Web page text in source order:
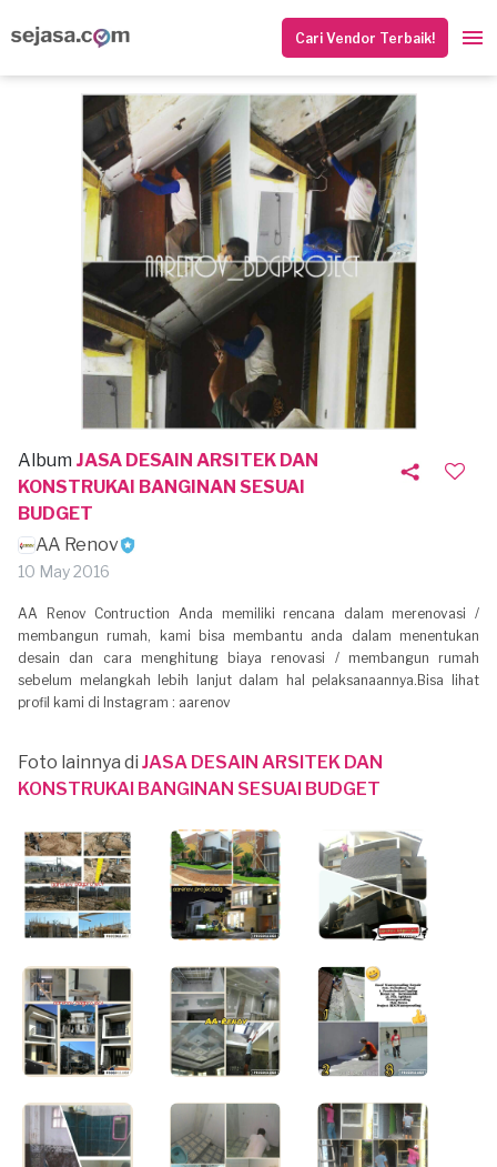
Cari Vendor Terbaik!
Album JASA DESAIN ARSITEK DAN
KONSTRUKAI BANGINAN SESUAI
BUDGET
AA Renov
10 May 2016
AA Renov Contruction Anda memiliki rencana dalam merenovasi /
membangun rumah, kami bisa membantu anda dalam menentukan
desain dan cara menghitung biaya renovasi / membangun rumah
sebelum melangkah lebih lanjut dalam hal pelaksanaannya.Bisa lihat
profil kami di Instagram : aarenov
Foto lainnya di JASA DESAIN ARSITEK DAN
KONSTRUKAI BANGINAN SESUAI BUDGET